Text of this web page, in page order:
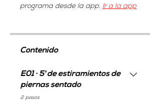
programa desde la app. Ir a la app
Contenido
E01 · 5' de estiramientos de
piernas sentado
.
2 pasos